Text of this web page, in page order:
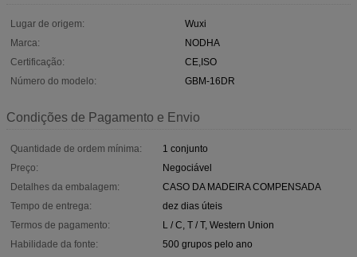
Lugar de origem:
Wuxi
Marca:
NODHA
Certificação:
CE,ISO
Número do modelo:
GBM-16DR
Condições de Pagamento e Envio
Quantidade de ordem mínima:
1 conjunto
Preço:
Negociável
Detalhes da embalagem:
CASO DA MADEIRA COMPENSADA
Tempo de entrega:
dez dias úteis
Termos de pagamento:
L / C, T / T, Western Union
Habilidade da fonte:
500 grupos pelo ano